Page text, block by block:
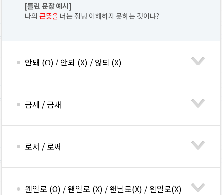
[틀린 문장 예시]
나의 큰뜻을 너는 정녕 이해하지 못하는 것이냐?
안돼 (O) / 안되 (X) / 않되 (X)
금세 / 금새
로서 / 로써
웬일로 (O) / 왠일로 (X) / 왠닐로(X) / 왼일로(X)